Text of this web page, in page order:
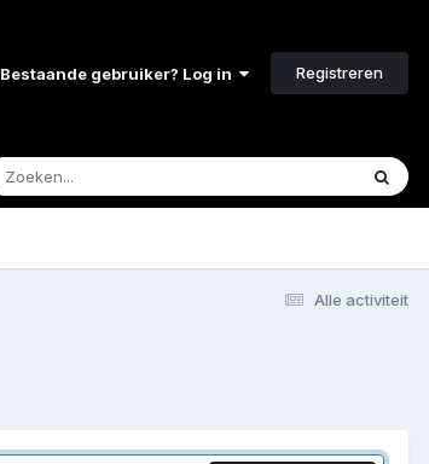
Bestaande gebruiker? Log in Registreren
Alle activiteit